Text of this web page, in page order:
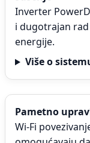
Inverter
i dugotrajan
energije.
Više o
Pametno
Wi-Fi